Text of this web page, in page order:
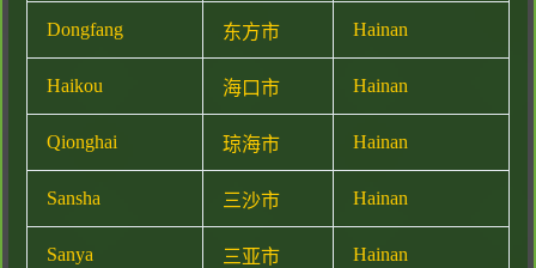
Dongfang 东方市 Hainan
Haikou 海口市 Hainan
Qionghai 琼海市 Hainan
Sansha 三沙市 Hainan
Sanya 三亚市 Hainan